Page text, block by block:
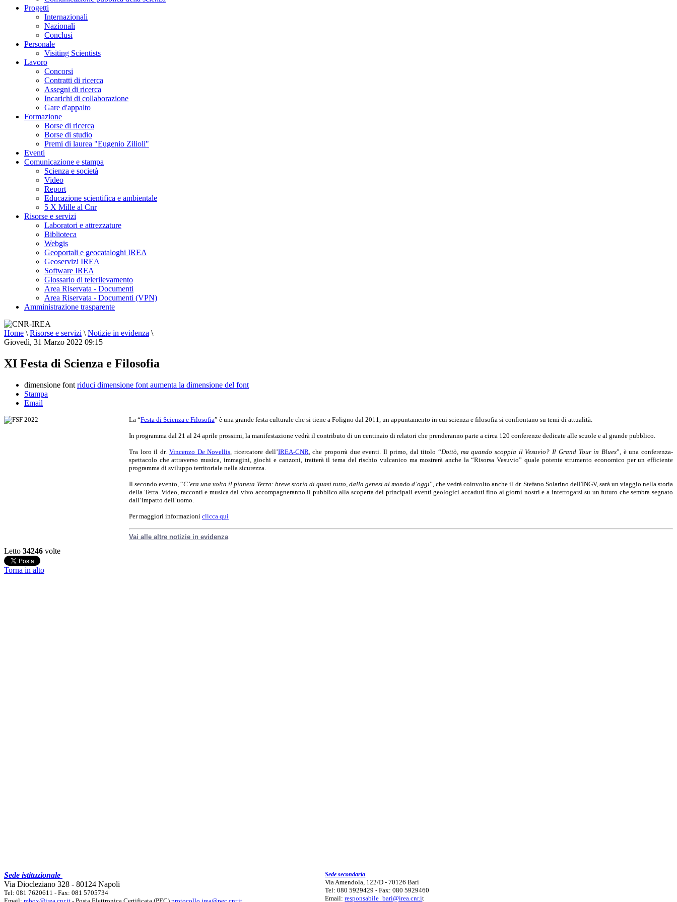
Progetti
Internazionali
Nazionali
Conclusi
Personale
Visiting Scientists
Lavoro
Concorsi
Contratti di ricerca
Assegni di ricerca
Incarichi di collaborazione
Gare d'appalto
Formazione
Borse di ricerca
Borse di studio
Premi di laurea "Eugenio Zilioli"
Eventi
Comunicazione e stampa
Scienza e società
Video
Report
Educazione scientifica e ambientale
5 X Mille al Cnr
Risorse e servizi
Laboratori e attrezzature
Biblioteca
Webgis
Geoportali e geocataloghi IREA
Geoservizi IREA
Software IREA
Glossario di telerilevamento
Area Riservata - Documenti
Area Riservata - Documenti (VPN)
Amministrazione trasparente
Home \ Risorse e servizi \ Notizie in evidenza \
Giovedì, 31 Marzo 2022 09:15
XI Festa di Scienza e Filosofia
dimensione font riduci dimensione font aumenta la dimensione del font
Stampa
Email
La “Festa di Scienza e Filosofia” è una grande festa culturale che si tiene a Foligno dal 2011, un appuntamento in cui scienza e filosofia si confrontano su temi di attualità.
In programma dal 21 al 24 aprile prossimi, la manifestazione vedrà il contributo di un centinaio di relatori che prenderanno parte a circa 120 conferenze dedicate alle scuole e al grande pubblico.
Tra loro il dr. Vincenzo De Novellis , ricercatore dell’IREA-CNR , che proporrà due eventi. Il primo, dal titolo “Dottò, ma quando scoppia il Vesuvio? Il Grand Tour in Blues”, è una conferenza-
spettacolo che attraverso musica, immagini, giochi e canzoni, tratterà il tema del rischio vulcanico ma mostrerà anche la “Risorsa Vesuvio” quale potente strumento economico per un efficiente
programma di sviluppo territoriale nella sicurezza.
Il secondo evento, “C’era una volta il pianeta Terra: breve storia di quasi tutto, dalla genesi al mondo d’oggi”, che vedrà coinvolto anche il dr. Stefano Solarino dell'INGV, sarà un viaggio nella storia
della Terra. Video, racconti e musica dal vivo accompagneranno il pubblico alla scoperta dei principali eventi geologici accaduti fino ai giorni nostri e a interrogarsi su un futuro che sembra segnato
dall’impatto dell’uomo.
Per maggiori informazioni clicca qui
Vai alle altre notizie in evidenza
Letto 34246 volte
Torna in alto
Sede istituzionale
Via Diocleziano 328 - 80124 Napoli
Tel: 081 7620611 - Fax: 081 5705734
Sede secondaria
Via Amendola, 122/D - 70126 Bari
Tel: 080 5929429 - Fax: 080 5929460
Email:responsabile_bari@irea.cnr.it